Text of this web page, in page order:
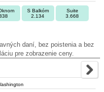
S Balkóm
2.134
Suite
3.668
daní, bez poistenia a bez
pre zobrazenie ceny.